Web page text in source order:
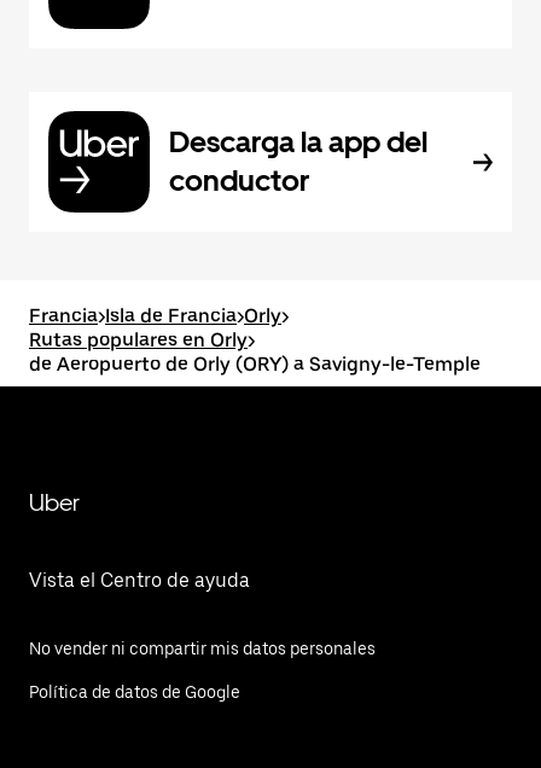
Descarga la app del
conductor
Francia>Isla de Francia>Orly>
Rutas populares en Orly>
de Aeropuerto de Orly (ORY) a Savigny-le-Temple
Uber
Vista el Centro de ayuda
No vender ni compartir mis datos personales
Política de datos de Google